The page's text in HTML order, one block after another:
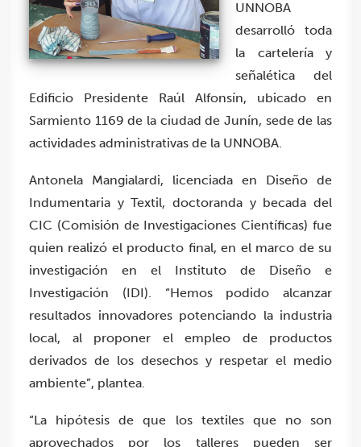
UNNOBA
desarrolló toda
la cartelería y
señalética del
Edificio Presidente Raúl Alfonsín, ubicado en
Sarmiento 1169 de la ciudad de Junín, sede de las
actividades administrativas de la UNNOBA.
Antonela Mangialardi, licenciada en Diseño de
Indumentaria y Textil, doctoranda y becada del
CIC (Comisión de Investigaciones Científicas) fue
quien realizó el producto final, en el marco de su
investigación en el Instituto de Diseño e
Investigación (IDI). “Hemos podido alcanzar
resultados innovadores potenciando la industria
local, al proponer el empleo de productos
derivados de los desechos y respetar el medio
ambiente”, plantea.
“La hipótesis de que los textiles que no son
aprovechados por los talleres pueden ser